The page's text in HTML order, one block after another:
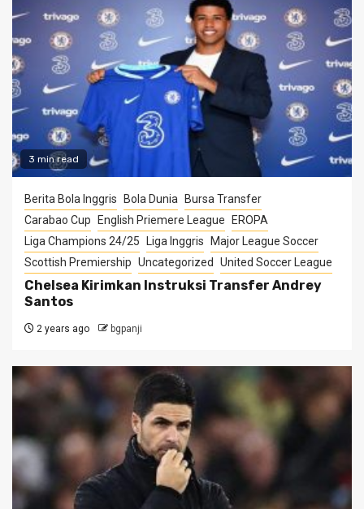
3 min read
Berita Bola Inggris Bola Dunia
Bursa Transfer
Carabao Cup
English Priemere League
EROPA
Liga Champions 24/25
Liga Inggris
Major League Soccer
Scottish Premiership Uncategorized United Soccer League
Chelsea Kirimkan Instruksi Transfer Andrey
Santos
2 years ago bgpanji